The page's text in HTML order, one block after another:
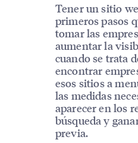
Tener un sitio
primeros pasos
tomar las
aumentar la
cuando se trata
encontrar
esos sitios a
las medidas
aparecer en los
búsqueda y
previa.